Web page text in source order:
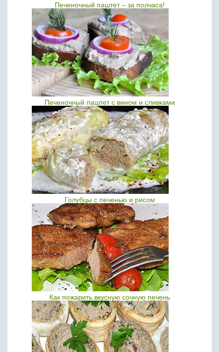
Печеночный паштет – за полчаса!
Печеночный паштет с вином и сливками
Голубцы с печенью и рисом
Как пожарить вкусную сочную печень